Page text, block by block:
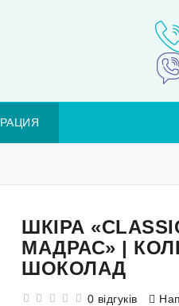
ШКІРА
МАДРАС» |
ШОКОЛАД
0 відгуків